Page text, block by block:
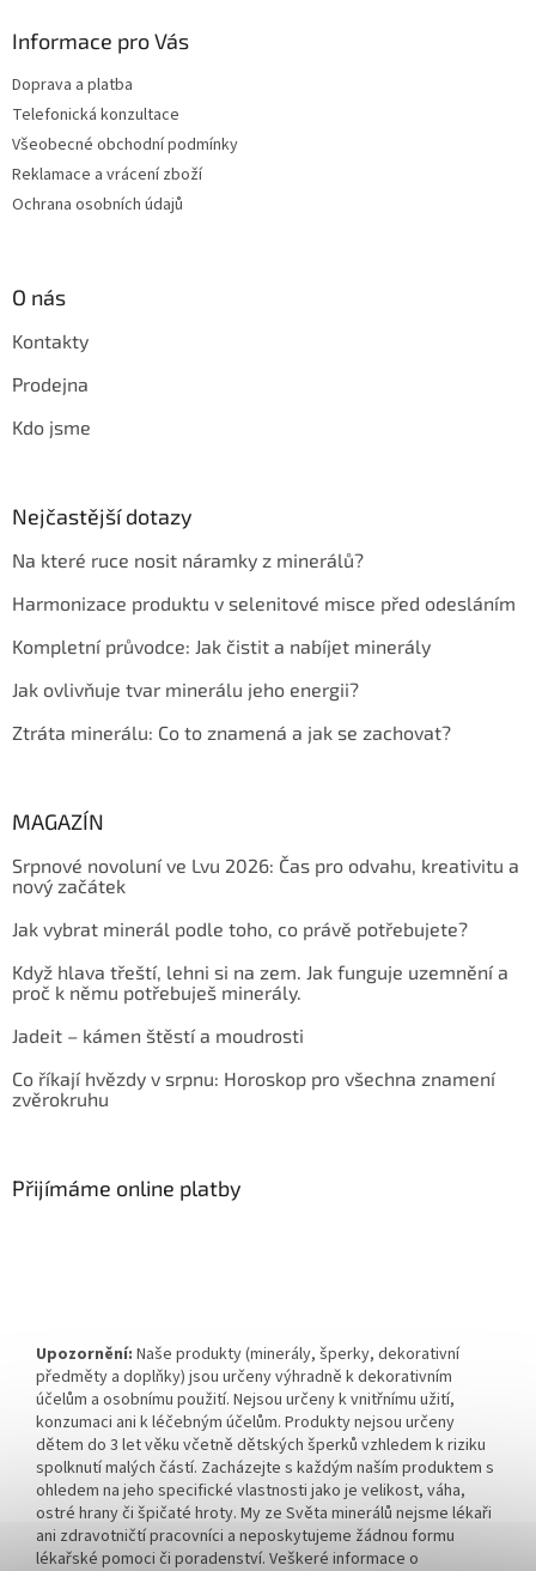
Informace pro Vás
Doprava a platba
Telefonická konzultace
Všeobecné obchodní podmínky
Reklamace a vrácení zboží
Ochrana osobních údajů
O nás
Kontakty
Prodejna
Kdo jsme
Nejčastější dotazy
Na které ruce nosit náramky z minerálů?
Harmonizace produktu v selenitové misce před odesláním
Kompletní průvodce: Jak čistit a nabíjet minerály
Jak ovlivňuje tvar minerálu jeho energii?
Ztráta minerálu: Co to znamená a jak se zachovat?
MAGAZÍN
Srpnové novoluní ve Lvu 2026: Čas pro odvahu, kreativitu a
nový začátek
Jak vybrat minerál podle toho, co právě potřebujete?
Když hlava třeští, lehni si na zem. Jak funguje uzemnění a
proč k němu potřebuješ minerály.
Jadeit – kámen štěstí a moudrosti
Co říkají hvězdy v srpnu: Horoskop pro všechna znamení
zvěrokruhu
Přijímáme online platby
Upozornění: Naše produkty (minerály, šperky, dekorativní
předměty a doplňky) jsou určeny výhradně k dekorativním
účelům a osobnímu použití. Nejsou určeny k vnitřnímu užití,
konzumaci ani k léčebným účelům. Produkty nejsou určeny
dětem do 3 let věku včetně dětských šperků vzhledem k riziku
spolknutí malých částí. Zacházejte s každým naším produktem s
ohledem na jeho specifické vlastnosti jako je velikost, váha,
ostré hrany či špičaté hroty. My ze Světa minerálů nejsme lékaři
ani zdravotničtí pracovníci a neposkytujeme žádnou formu
lékařské pomoci či poradenství. Veškeré informace o